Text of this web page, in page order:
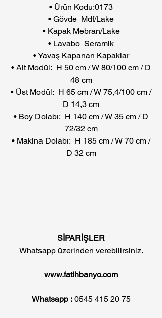
• Ürün Kodu:0173
• Gövde Mdf/Lake
• Kapak Mebran/Lake
• Lavabo Seramik
• Yavaş Kapanan Kapaklar
• Alt Modül: H 50 cm / W 80/100 cm / D
48 cm
• Üst Modül: H 65 cm / W 75,4/100 cm /
D 14,3 cm
• Boy Dolabı: H 140 cm / W 35 cm / D
72/32 cm
• Makina Dolabı: H 185 cm / W 70 cm /
D 32 cm
SİPARİŞLER
Whatsapp üzerinden verebilirsiniz.
www.fatihbanyo.com
Whatsapp : 0545 415 20 75